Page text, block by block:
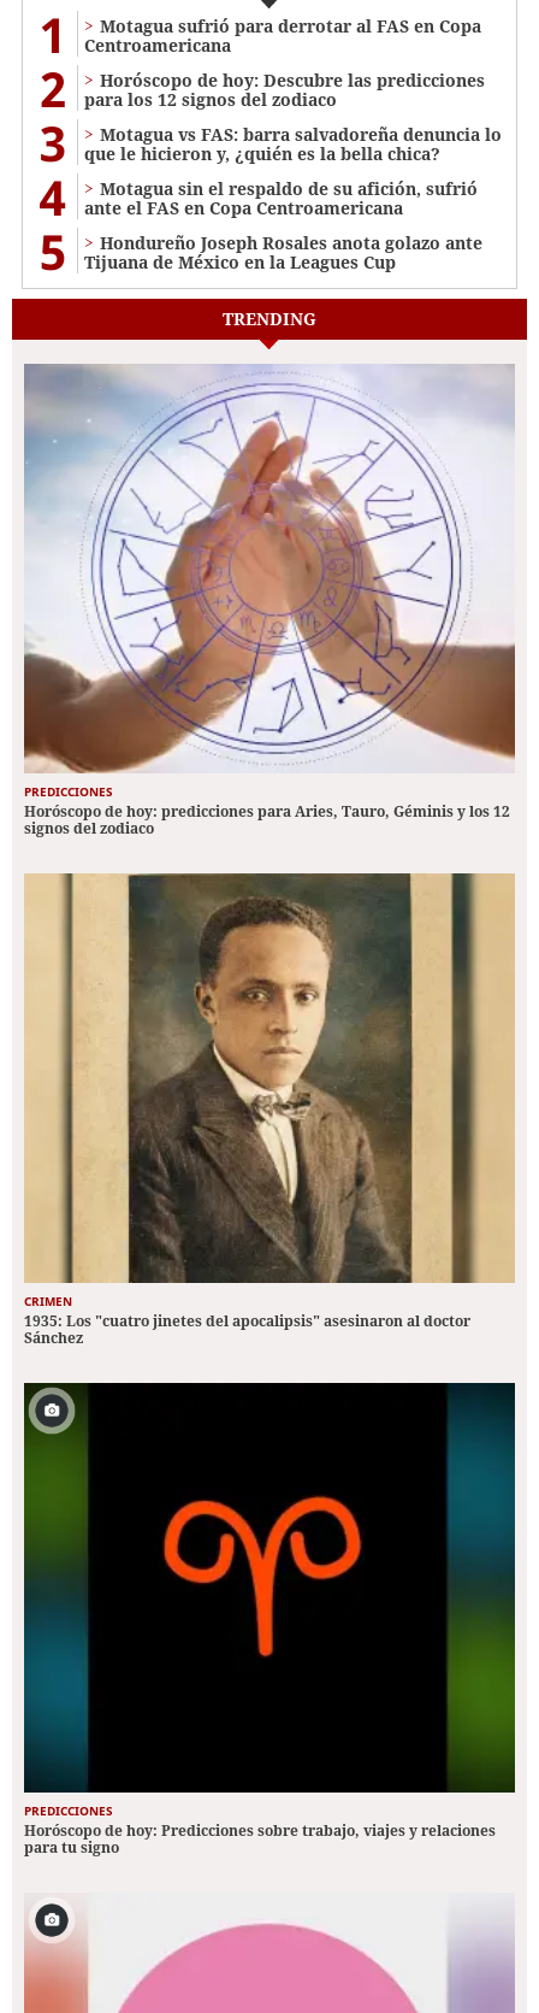
1
Motagua sufrió para derrotar al FAS en Copa
Centroamericana
2
Horóscopo de hoy: Descubre las predicciones
para los 12 signos del zodiaco
3
Motagua vs FAS: barra salvadoreña denuncia lo
que le hicieron y, ¿quién es la bella chica?
4
Motagua sin el respaldo de su afición, sufrió
ante el FAS en Copa Centroamericana
5
Hondureño Joseph Rosales anota golazo ante
Tijuana de México en la Leagues Cup
TRENDING
PREDICCIONES
Horóscopo de hoy: predicciones para Aries, Tauro, Géminis y los 12
signos del zodiaco
CRIMEN
1935: Los "cuatro jinetes del apocalipsis" asesinaron al doctor
Sánchez
PREDICCIONES
Horóscopo de hoy: Predicciones sobre trabajo, viajes y relaciones
para tu signo